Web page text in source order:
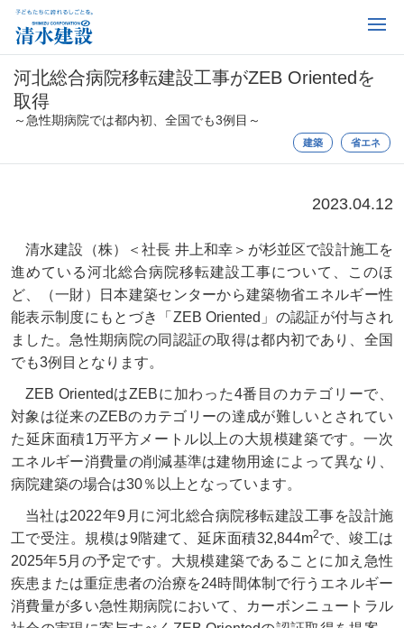
河北総合病院移転建設工事がZEB Orientedを
取得
～急性期病院では都内初、全国でも3例目～
建築 省エネ
2023.04.12
清水建設（株）＜社長 井上和幸＞が杉並区で設計施工を
進めている河北総合病院移転建設工事について、このほ
ど、（一財）日本建築センターから建築物省エネルギー性
能表示制度にもとづき「ZEB Oriented」の認証が付与され
ました。急性期病院の同認証の取得は都内初であり、全国
でも3例目となります。
ZEB OrientedはZEBに加わった4番目のカテゴリーで、
対象は従来のZEBのカテゴリーの達成が難しいとされてい
た延床面積1万平方メートル以上の大規模建築です。一次
エネルギー消費量の削減基準は建物用途によって異なり、
病院建築の場合は30％以上となっています。
当社は2022年9月に河北総合病院移転建設工事を設計施
工で受注。規模は9階建て、延床面積32,844m2で、竣工は
2025年5月の予定です。大規模建築であることに加え急性
疾患または重症患者の治療を24時間体制で行うエネルギー
消費量が多い急性期病院において、カーボンニュートラル